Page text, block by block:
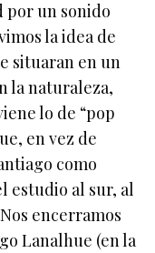
por un sonido
la idea de
situaran en un
la naturaleza,
lo de “pop
en vez de
como
estudio al sur, al
encerramos
Lanalhue (en la